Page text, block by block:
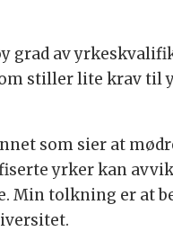
grad av
stiller lite krav til
som sier at
yrker kan
Min tolkning er at